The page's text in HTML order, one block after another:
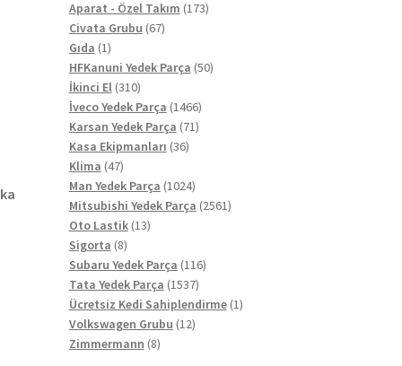
ürün
Aparat - Özel Takım 173173
Civata Grubu 6767
Gıda 11
ürün
HFKanuni Yedek Parça 5050
İkinci El 310310
ürün
İveco Yedek Parça 14661466
ürün
Karsan Yedek Parça 7171
Kasa Ekipmanları 3636
Klima 4747
ürün
Man Yedek Parça 10241024
ürün
Mitsubishi Yedek Parça 25612561
Oto Lastik 1313
Sigorta 88
ürün
Subaru Yedek Parça 116116
Tata Yedek Parça 15371537
ürün
Ücretsiz Kedi Sahiplendirme 11
Volkswagen Grubu 1212
Zimmermann 88